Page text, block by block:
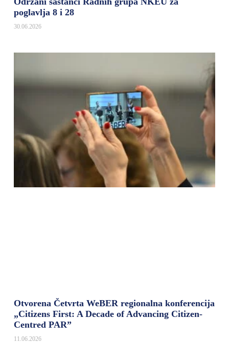
poglavlja 8 i 28
30.06.2026
Otvorena Četvrta WeBER regionalna konferencija
„Citizens First: A Decade of Advancing Citizen-
Centred PAR”
11.06.2026